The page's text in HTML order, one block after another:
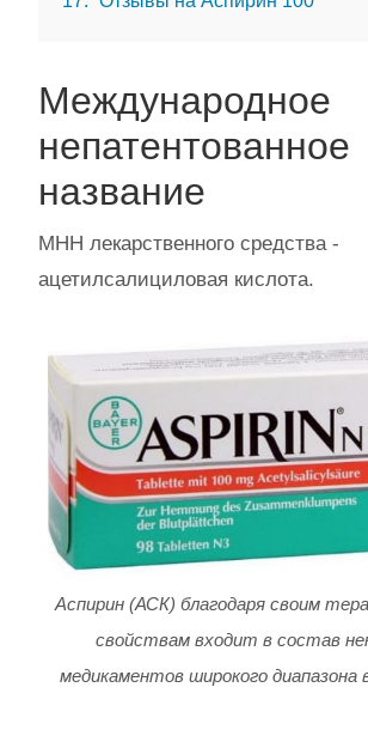
Международное
непатентованное
название
МНН лекарственного средства -
ацетилсалициловая кислота.
Аспирин (АСК) благодаря своим
свойствам входит в состав
медикаментов широкого диапазона